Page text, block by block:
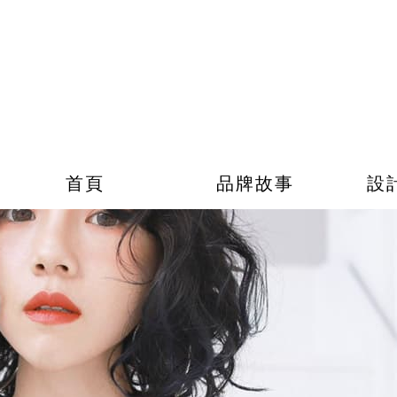
首頁 品牌故事 設